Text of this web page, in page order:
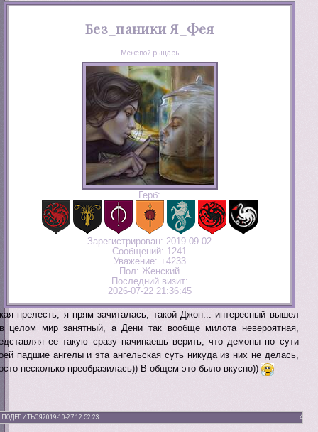
Без_паники Я_Фея
Межевой рыцарь
Герб:
Зарегистрирован: 2019-09-02
Сообщений: 1241
Уважение: +4233
Пол: Женский
Последний визит:
2026-07-22 21:36:45
прелесть, я прям зачиталась, такой Джон... интересный вышел
целом мир занятный, а Дени так вообще милота невероятная,
ее такую сразу начинаешь верить, что демоны по сути
падшие ангелы и эта ангельская суть никуда из них не делась,
несколько преобразилась)) В общем это было вкусно))
ПОДЕЛИТЬСЯ 4
2019-10-27 12:52:23